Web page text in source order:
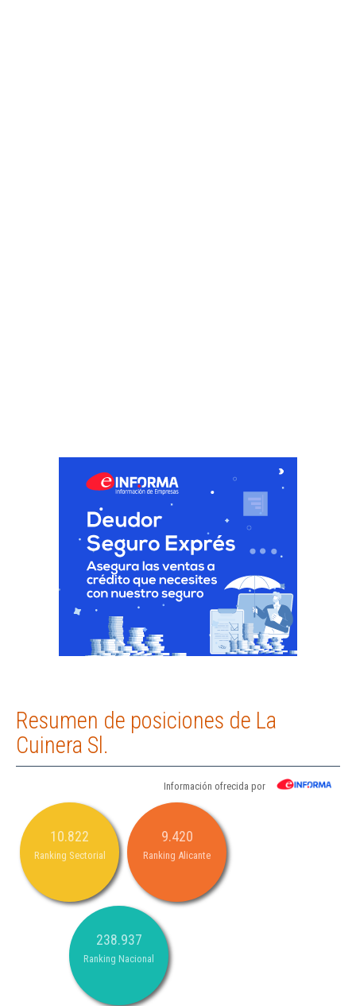
Resumen de posiciones de La
Cuinera Sl.
Información ofrecida por
10.822
Ranking Sectorial
9.420
Ranking Alicante
238.937
Ranking Nacional